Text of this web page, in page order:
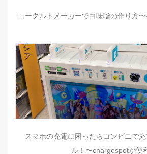
ヨーグルトメーカーで白味噌の作り方
スマホの充電に困ったらコンビニで
ル！〜chargespotが便